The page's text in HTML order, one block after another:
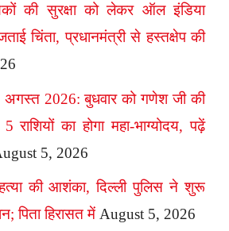
की सुरक्षा को लेकर ऑल इंडिया
चिंता, प्रधानमंत्री से हस्तक्षेप की
2026: बुधवार को गणेश जी की
का होगा महा-भाग्योदय, पढ़ें
5, 2026
की आशंका, दिल्ली पुलिस ने शुरू
पिता हिरासत में August 5, 2026